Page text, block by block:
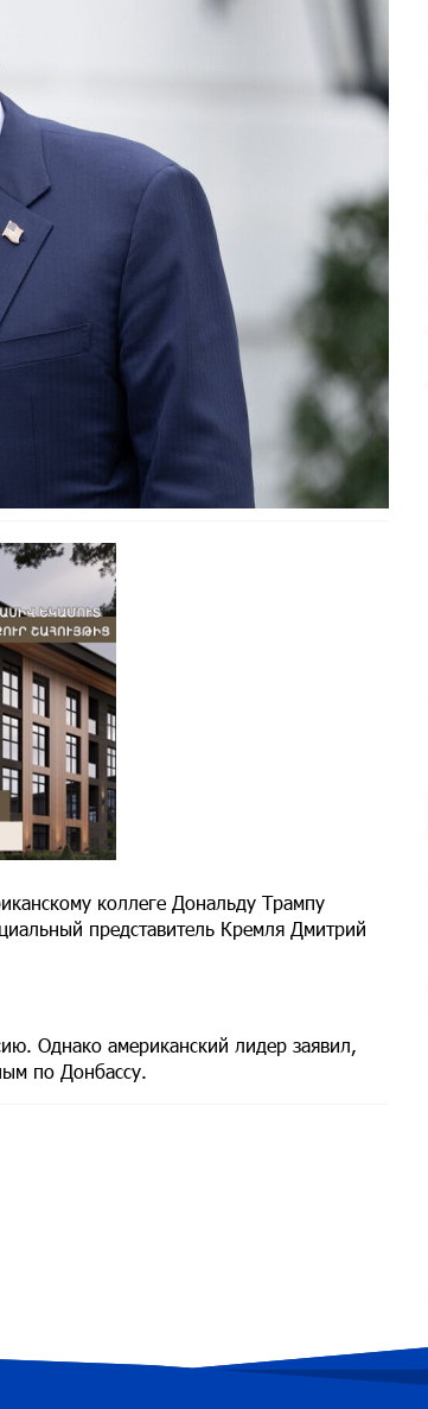
коллеге Дональду Трампу
представитель Кремля Дмитрий
Однако американский лидер заявил,
по Донбассу.